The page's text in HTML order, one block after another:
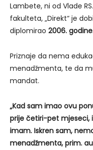
Lambete, ni od Vlade
fakulteta, „Direkt“ je
diplomirao 2006.
Priznaje da nema
menadžmenta, te da
mandat.
„Kad sam imao ovu
prije četiri-pet mjeseci,
imam. Iskren sam,
menadžmenta, prim.